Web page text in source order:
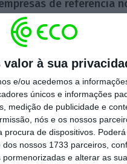
valor à sua
e/ou acedemos a
únicos e informações
medição de publicidade e
nós e os nossos
de dispositivos.
nossos 1733 parceiros,
e alterar as
de referência
flutuante,
as suas
disse João
citado na mesma
que a “entrada no
eólica flutuante